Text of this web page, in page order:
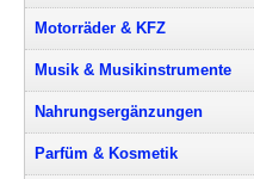
Motorräder & KFZ
Musik & Musikinstrumente
Nahrungsergänzungen
Parfüm & Kosmetik